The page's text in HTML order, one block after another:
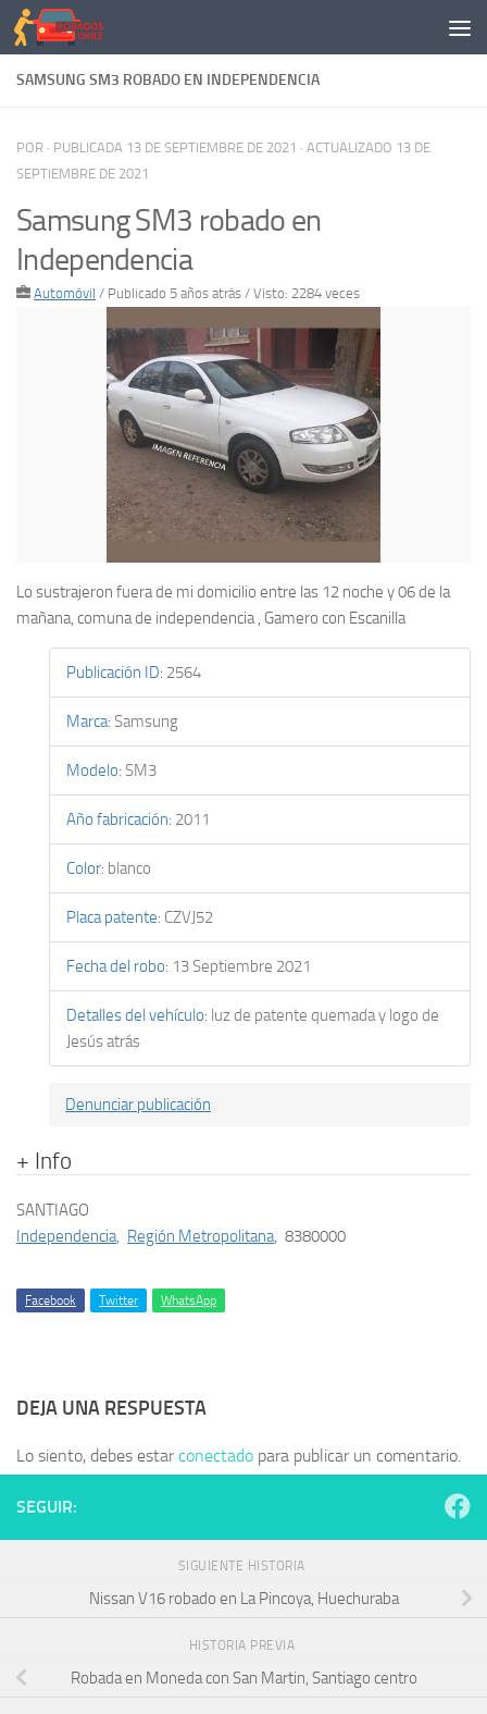
Saltar al contenido
SAMSUNG SM3 ROBADO EN INDEPENDENCIA
POR · PUBLICADA 13 DE SEPTIEMBRE DE 2021 · ACTUALIZADO 13 DE
SEPTIEMBRE DE 2021
Samsung SM3 robado en
Independencia
Automóvil / Publicado 5 años atrás / Visto: 2284 veces
Lo sustrajeron fuera de mi domicilio entre las 12 noche y 06 de la
mañana, comuna de independencia , Gamero con Escanilla
Publicación ID: 2564
Marca: Samsung
Modelo: SM3
Año fabricación: 2011
Color: blanco
Placa patente: CZVJ52
Fecha del robo: 13 Septiembre 2021
Detalles del vehículo: luz de patente quemada y logo de
Jesús atrás
Denunciar publicación
+ Info
SANTIAGO
Independencia, Región Metropolitana, 8380000
Facebook Twitter WhatsApp
DEJA UNA RESPUESTA
Lo siento, debes estarconectado para publicar un comentario.
SEGUIR:
SIGUIENTE HISTORIA
Nissan V16 robado en La Pincoya, Huechuraba
HISTORIA PREVIA
Robada en Moneda con San Martin, Santiago centro